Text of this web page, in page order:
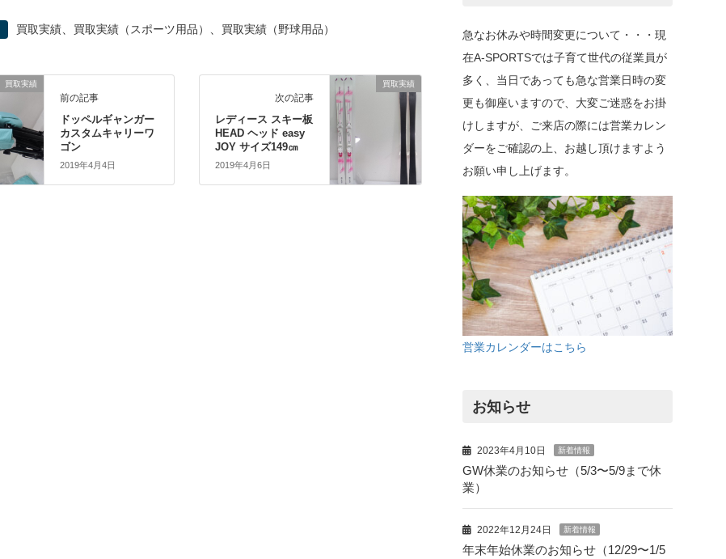
買取実績 買取実績（スポーツ用品） 買取実績（野球用品）
買取実績
前の記事
ドッペルギャンガー
カスタムキャリーワ
ゴン
2019年4月4日
買取実績
次の記事
レディース スキー板
HEAD ヘッド easy
JOY サイズ149㎝
2019年4月6日
急なお休みや時間変更について・・・現
在A-SPORTSでは子育て世代の従業員が
多く、当日であっても急な営業日時の変
更も御座いますので、大変ご迷惑をお掛
けしますが、ご来店の際には営業カレン
ダーをご確認の上、お越し頂けますよう
お願い申し上げます。
営業カレンダーはこちら
お知らせ
2023年4月10日 新着情報
GW休業のお知らせ（5/3〜5/9まで休
業）
2022年12月24日 新着情報
年末年始休業のお知らせ（12/29〜1/5